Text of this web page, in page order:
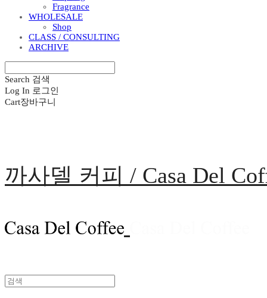
Fragrance
WHOLESALE
Shop
CLASS / CONSULTING
ARCHIVE
Search 검색
Log In 로그인
Cart장바구니
까사델 커피 / Casa Del